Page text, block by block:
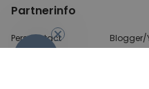
Partnerinfo
Perscontact Blogger/